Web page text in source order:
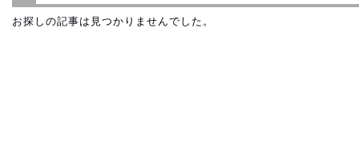
お探しの記事は見つかりませんでした。